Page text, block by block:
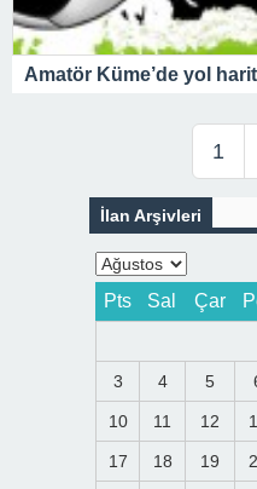
Amatör Küme’de yol
1
İlan Arşivleri
Pts Sal Çar
3 4 5
10 11 12
17 18 19